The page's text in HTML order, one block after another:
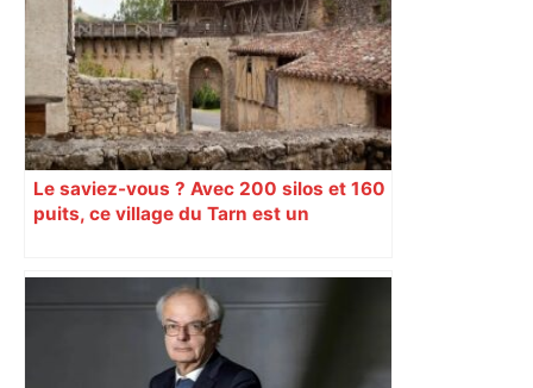
champion toulousain ? – Rugbyrama
Le saviez-vous ? Avec 200 silos et 160
puits, ce village du Tarn est un